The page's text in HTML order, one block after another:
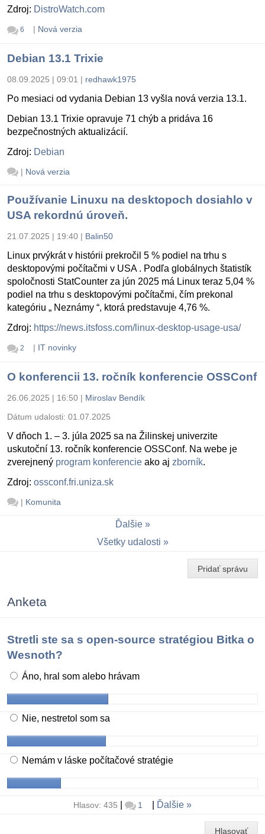
Zdroj: DistroWatch.com
6 | Nová verzia
Debian 13.1 Trixie
08.09.2025 | 09:01 | redhawk1975
Po mesiaci od vydania Debian 13 vyšla nová verzia 13.1.
Debian 13.1 Trixie opravuje 71 chýb a pridáva 16
bezpečnostných aktualizácií.
Zdroj: Debian
| Nová verzia
Používanie Linuxu na desktopoch dosiahlo v
USA rekordnú úroveň.
21.07.2025 | 19:40 | Balin50
Linux prvýkrát v histórii prekročil 5 % podiel na trhu s
desktopovými počítačmi v USA . Podľa globálnych štatistík
spoločnosti StatCounter za jún 2025 má Linux teraz 5,04 %
podiel na trhu s desktopovými počítačmi, čím prekonal
kategóriu „ Neznámy “, ktorá predstavuje 4,76 %.
Zdroj: https://news.itsfoss.com/linux-desktop-usage-usa/
2 | IT novinky
O konferencii 13. ročník konferencie OSSConf
26.06.2025 | 16:50 | Miroslav Bendík
Dátum udalosti: 01.07.2025
V dňoch 1. – 3. júla 2025 sa na Žilinskej univerzite
uskutoční 13. ročník konferencie OSSConf. Na webe je
zverejnený program konferencie ako aj zborník.
Zdroj: ossconf.fri.uniza.sk
| Komunita
Ďalšie
Všetky udalosti
Pridať správu
Anketa
Stretli ste sa s open-source stratégiou Bitka o
Wesnoth?
Áno, hral som alebo hrávam
Nie, nestretol som sa
Nemám v láske počítačové stratégie
Hlasov: 435 1 Ďalšie
Hlasovať